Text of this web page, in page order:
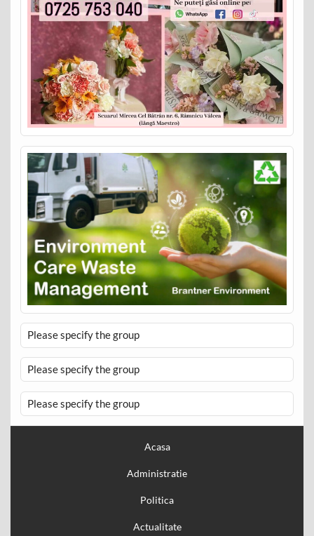
Please specify the group
Please specify the group
Please specify the group
Acasa
Administratie
Politica
Actualitate